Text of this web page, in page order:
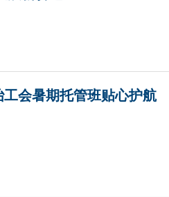
会暑期托管班贴心护航